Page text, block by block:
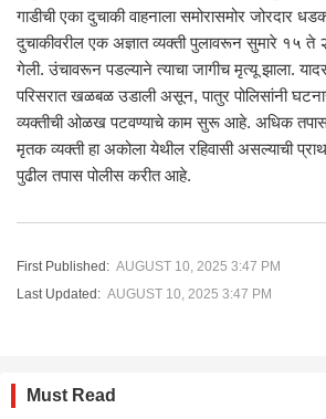
गाडीची एका दुचाकी वाहनाला समोरासमोर जोरदार
दुचाकीवरील एक अज्ञात व्यक्ती पुलावरून सुमारे १५
गेली. उंचावरून पडल्याने त्याचा जागीच मृत्यू झाला.
परिसरात खळबळ उडाली असून, पातुर पोलिसांनी
व्यक्तीची ओळख पटवण्याचे काम सुरू आहे. अधिक
मृतक व्यक्ती हा अकोला येथील रहिवासी असल्याची
पुढील तपास पोलीस करीत आहे.
First Published: AUGUST 10, 2025 3:47 PM
Last Updated: AUGUST 10, 2025 3:47 PM
Must Read